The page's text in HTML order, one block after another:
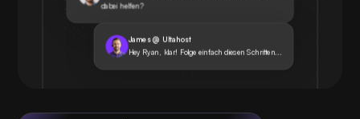
dabei helfen?
James @ Ultahost
Hey Ryan, klar! Folge einfach diesen Schritten...